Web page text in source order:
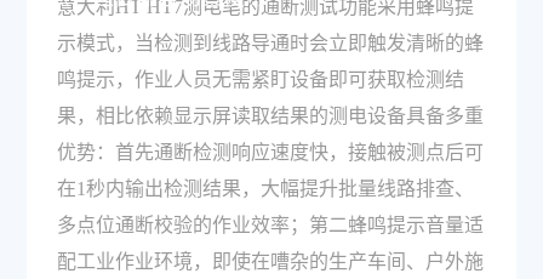
意大利HT HT7测电笔的通断测试功能采用蜂鸣提
示模式，当检测到线路导通时会立即触发清晰的蜂
鸣提示，作业人员无需紧盯设备即可获取检测结
果，相比依赖显示屏读取结果的测电设备具备多重
优势：首先通断检测响应速度快，接触被测点后可
在1秒内输出检测结果，大幅提升批量线路排查、
多点位通断校验的作业效率；第二蜂鸣提示音量适
配工业作业环境，即使在嘈杂的生产车间、户外施